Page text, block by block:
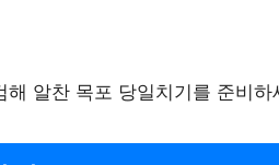
알찬 목포 당일치기를 준비하